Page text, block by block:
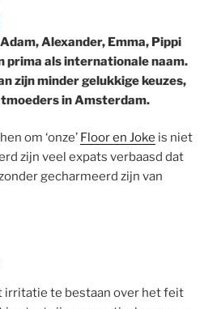
Adam, Alexander, Emma, Pippi
prima als internationale naam.
zijn minder gelukkige keuzes,
in Amsterdam.
om ‘onze’ Floor en Joke is niet
zijn veel expats verbaasd dat
gecharmeerd zijn van
irritatie te bestaan over het feit